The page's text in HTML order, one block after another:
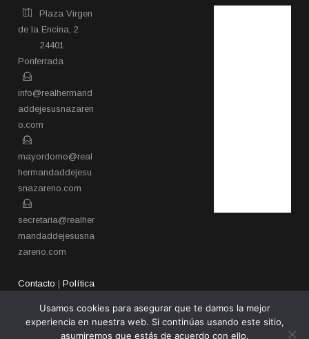
Plaza Virgen
de la Encina, 2
24401
Ponferrada​
info@realhermand
addejesusnazaren
o.com
mayordomo@real
hermandaddejesu
snazareno.com
secretaria@realher
mandaddejesusna
zareno.com
Contacto |Política
Usamos cookies para asegurar que te damos la mejor
experiencia en nuestra web. Si continúas usando este sitio,
asumiremos que estás de acuerdo con ello.